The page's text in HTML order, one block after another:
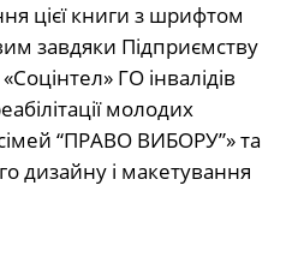
цієї книги з шрифтом
завдяки Підприємству
ГО інвалідів
молодих
сімей “ПРАВО ВИБОРУ”» та
дизайну і макетування